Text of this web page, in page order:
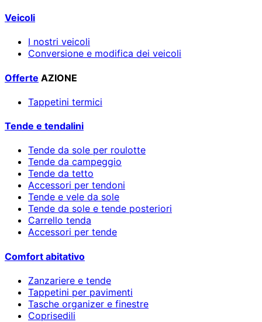
Veicoli
I nostri veicoli
Conversione e modifica dei veicoli
Offerte AZIONE
Tappetini termici
Tende e tendalini
Tende da sole per roulotte
Tende da campeggio
Tende da tetto
Accessori per tendoni
Tende e vele da sole
Tende da sole e tende posteriori
Carrello tenda
Accessori per tende
Comfort abitativo
Zanzariere e tende
Tappetini per pavimenti
Tasche organizer e finestre
Coprisedili